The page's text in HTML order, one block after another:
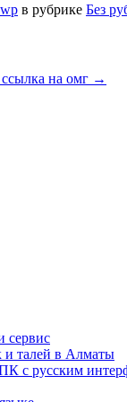
в рубрике Без
на омг →
сервис
и талей в Алматы
с русским